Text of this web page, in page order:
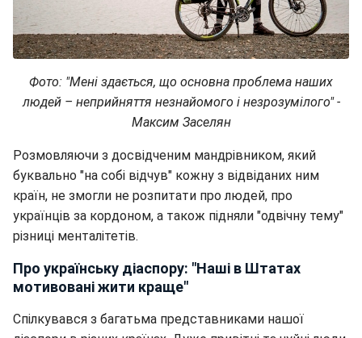
Фото: "Мені здається, що основна проблема наших
людей – неприйняття незнайомого і незрозумілого" -
Максим Заселян
Розмовляючи з досвідченим мандрівником, який
буквально "на собі відчув" кожну з відвіданих ним
країн, не змогли не розпитати про людей, про
українців за кордоном, а також підняли "одвічну тему"
різниці менталітетів.
Про українську діаспору: "Наші в Штатах
мотивовані жити краще"
Спілкувався з багатьма представниками нашої